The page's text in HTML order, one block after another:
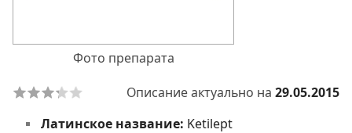
Фото препарата
Описание актуально на 29.05.2015
Латинское название: Ketilept